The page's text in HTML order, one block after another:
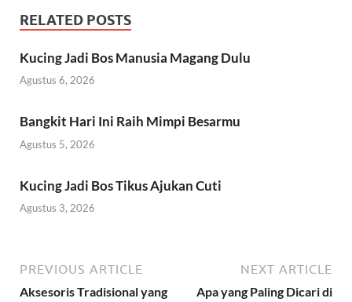
RELATED POSTS
Kucing Jadi Bos Manusia Magang Dulu
Agustus 6, 2026
Bangkit Hari Ini Raih Mimpi Besarmu
Agustus 5, 2026
Kucing Jadi Bos Tikus Ajukan Cuti
Agustus 3, 2026
PREVIOUS ARTICLE
Aksesoris Tradisional yang
NEXT ARTICLE
Apa yang Paling Dicari di